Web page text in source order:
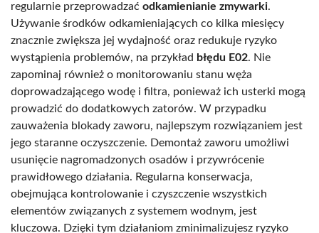
regularnie przeprowadzać odkamienianie zmywarki.
Używanie środków odkamieniających co kilka miesięcy
znacznie zwiększa jej wydajność oraz redukuje ryzyko
wystąpienia problemów, na przykład błędu E02. Nie
zapominaj również o monitorowaniu stanu węża
doprowadzającego wodę i filtra, ponieważ ich usterki mogą
prowadzić do dodatkowych zatorów. W przypadku
zauważenia blokady zaworu, najlepszym rozwiązaniem jest
jego staranne oczyszczenie. Demontaż zaworu umożliwi
usunięcie nagromadzonych osadów i przywrócenie
prawidłowego działania. Regularna konserwacja,
obejmująca kontrolowanie i czyszczenie wszystkich
elementów związanych z systemem wodnym, jest
kluczowa. Dzięki tym działaniom zminimalizujesz ryzyko